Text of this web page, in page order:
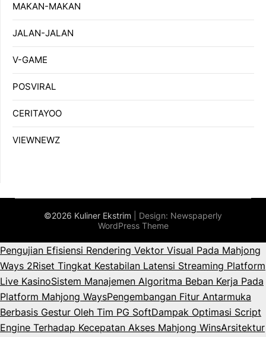
MAKAN-MAKAN
JALAN-JALAN
V-GAME
POSVIRAL
CERITAYOO
VIEWNEWZ
©2026 Kuliner Ekstrim | Design: Newspaperly
WordPress Theme
Pengujian Efisiensi Rendering Vektor Visual Pada Mahjong
Ways 2Riset Tingkat Kestabilan Latensi Streaming Platform
Live KasinoSistem Manajemen Algoritma Beban Kerja Pada
Platform Mahjong WaysPengembangan Fitur Antarmuka
Berbasis Gestur Oleh Tim PG SoftDampak Optimasi Script
Engine Terhadap Kecepatan Akses Mahjong WinsArsitektur